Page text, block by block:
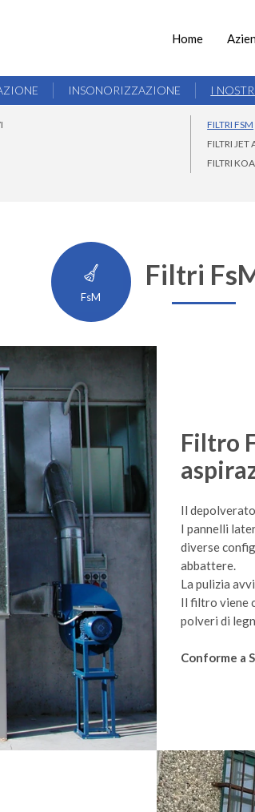
Home
INSONORIZZAZIONE I
FILTRI FSM
FILTRI JET
FILTRI
FsM
Filtri
Filtro
Il
I pannelli
diverse
abbattere.
La pulizia
Il filtro viene
polveri di
Conforme a